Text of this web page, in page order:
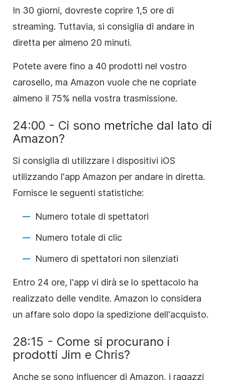
In 30 giorni, dovreste coprire 1,5 ore di
streaming. Tuttavia, si consiglia di andare in
diretta per almeno 20 minuti.
Potete avere fino a 40 prodotti nel vostro
carosello, ma Amazon vuole che ne copriate
almeno il 75% nella vostra trasmissione.
24:00 - Ci sono metriche dal lato di
Amazon?
Si consiglia di utilizzare i dispositivi iOS
utilizzando l'app Amazon per andare in diretta.
Fornisce le seguenti statistiche:
Numero totale di spettatori
Numero totale di clic
Numero di spettatori non silenziati
Entro 24 ore, l'app vi dirà se lo spettacolo ha
realizzato delle vendite. Amazon lo considera
un affare solo dopo la spedizione dell'acquisto.
28:15 - Come si procurano i
prodotti Jim e Chris?
Anche se sono influencer di Amazon, i ragazzi